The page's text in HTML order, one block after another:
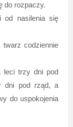
do rozpaczy.
od nasilenia się
codziennie
leci trzy dni pod
dni pod rząd, a
do uspokojenia